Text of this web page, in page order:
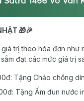
🎁🎉
trị theo hóa đơn
đạt các mức giá trị
Tặng Chảo chống
Tặng Ấm đun nước